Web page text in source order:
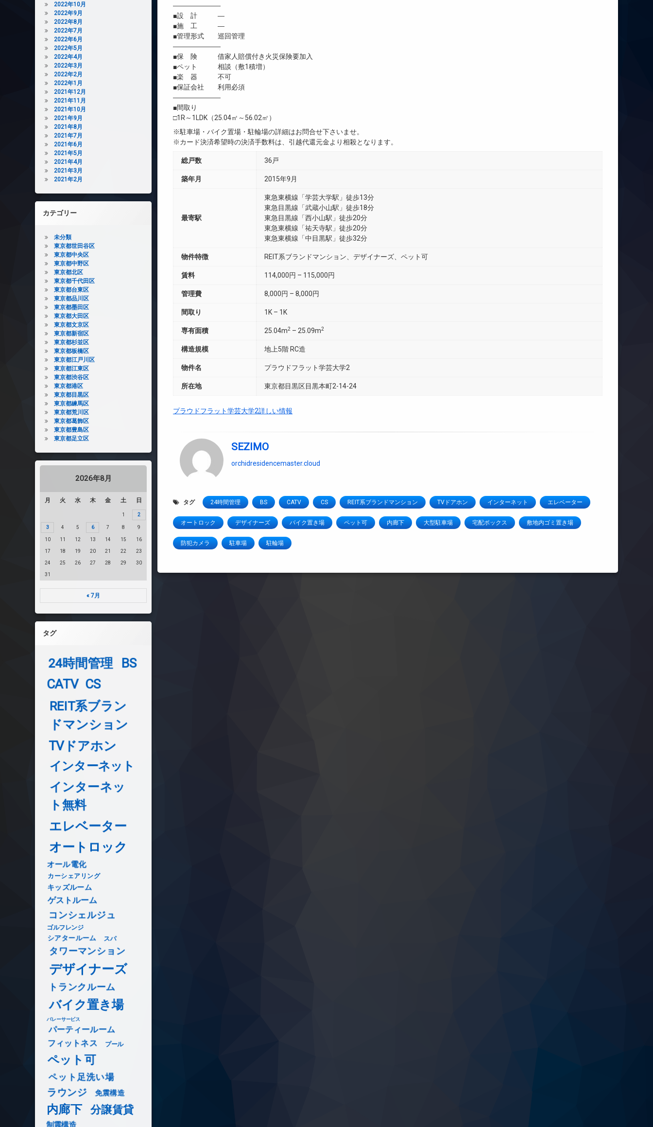
―――――――
■設 計 ―
■施 工 ―
■管理形式 巡回管理
―――――――
■保 険 借家人賠償付き火災保険要加入
■ペット 相談（敷1積増）
■楽 器 不可
■保証会社 利用必須
―――――――
■間取り
□1R～1LDK（25.04㎡～56.02㎡）
※駐車場・バイク置場・駐輪場の詳細はお問合せ下さいませ。
※カード決済希望時の決済手数料は、引越代還元金より相殺となります。
総戸数 36戸
築年月 2015年9月
最寄駅
東急東横線「学芸大学駅」徒歩13分
東急目黒線「武蔵小山駅」徒歩18分
東急目黒線「西小山駅」徒歩20分
東急東横線「祐天寺駅」徒歩20分
東急東横線「中目黒駅」徒歩32分
物件特徴 REIT系ブランドマンション、デザイナーズ、ペット可
賃料 114,000円 – 115,000円
管理費 8,000円 – 8,000円
間取り 1K – 1K
専有面積 25.04m2 – 25.09m2
構造規模 地上5階 RC造
物件名 プラウドフラット学芸大学2
所在地 東京都目黒区目黒本町2-14-24
プラウドフラット学芸大学2詳しい情報
SEZIMO
orchidresidencemaster.cloud
タグ 24時間管理 BS CATV CS REIT系ブランドマンション TVドアホン インターネット エレベーター
オートロック デザイナーズ バイク置き場 ペット可 内廊下 大型駐車場 宅配ボックス 敷地内ゴミ置き場
防犯カメラ 駐車場 駐輪場
2022年10月
2022年9月
2022年8月
2022年7月
2022年6月
2022年5月
2022年4月
2022年3月
2022年2月
2022年1月
2021年12月
2021年11月
2021年10月
2021年9月
2021年8月
2021年7月
2021年6月
2021年5月
2021年4月
2021年3月
2021年2月
カテゴリー
未分類
東京都世田谷区
東京都中央区
東京都中野区
東京都北区
東京都千代田区
東京都台東区
東京都品川区
東京都墨田区
東京都大田区
東京都文京区
東京都新宿区
東京都杉並区
東京都板橋区
東京都江戸川区
東京都江東区
東京都渋谷区
東京都港区
東京都目黒区
東京都練馬区
東京都荒川区
東京都葛飾区
東京都豊島区
東京都足立区
2026年8月
月 火 水 木 金 土 日
1 2
3 4 5 6 7 8 9
10 11 12 13 14 15 16
17 18 19 20 21 22 23
24 25 26 27 28 29 30
31
« 7月
タグ
24時間管理
BS
CATV CS
REIT系ブラン
ドマンション
TVドアホン
インターネット
インターネッ
ト無料
エレベーター
オートロック
オール電化
カーシェアリング
キッズルーム
ゲストルーム
コンシェルジュ
ゴルフレンジ
シアタールーム スパ
タワーマンション
デザイナーズ
トランクルーム
バイク置き場
バレーサービス
パーティールーム
フィットネス プール
ペット可
ペット足洗い場
ラウンジ 免震構造
内廊下 分譲賃貸
制震構造